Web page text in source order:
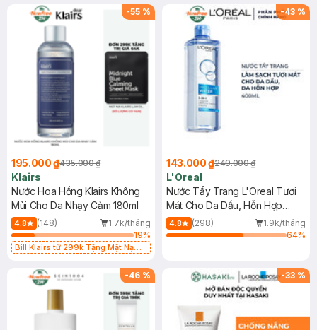
-55 %
195.000 ₫435.000 ₫
Klairs
Nước Hoa Hồng Klairs Không
Mùi Cho Da Nhạy Cảm 180ml
4.8 (148)
1.7k/tháng
19%
Bill Klairs từ 299k Tặng Mặt Nạ
25ml (SL Có Hạn)
-43 %
143.000 ₫249.000 ₫
L'Oreal
Nước Tẩy Trang L'Oreal Tươi
Mát Cho Da Dầu, Hỗn Hợp
400ml
4.8 (298)
1.9k/tháng
64%
-46 % -33 %